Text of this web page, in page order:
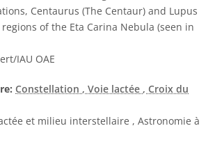
Centaurus (The Centaur) and Lupus
of the Eta Carina Nebula (seen in
IAU OAE
Constellation , Voie lactée , Croix du
et milieu interstellaire , Astronomie à